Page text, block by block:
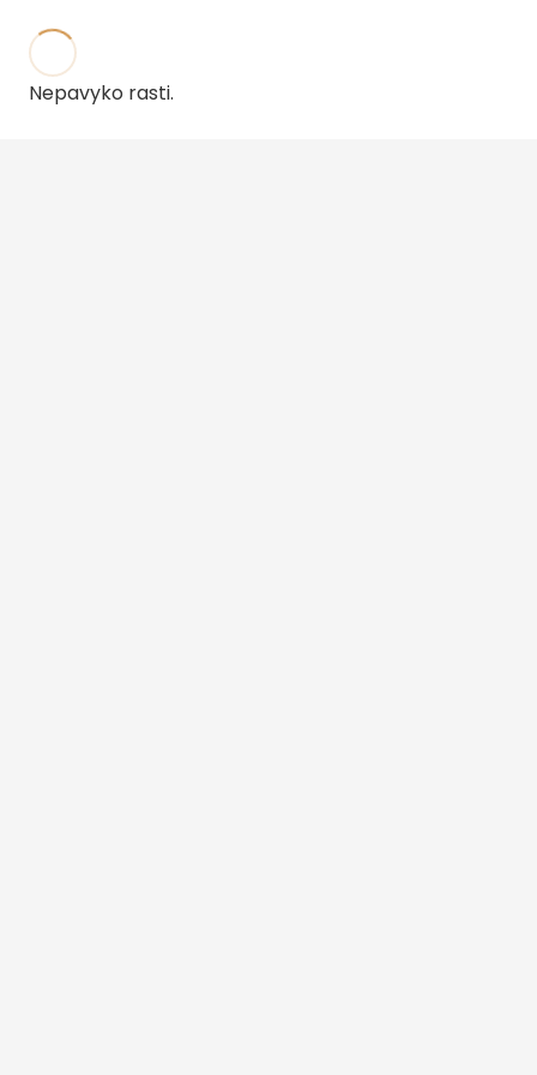
Nepavyko rasti.